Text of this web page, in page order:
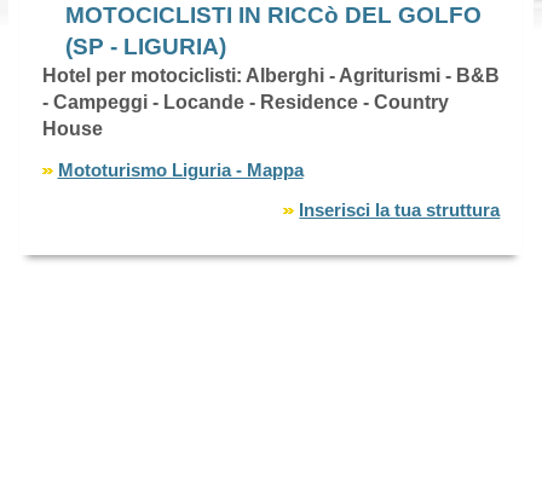
MOTOCICLISTI IN RICCò DEL GOLFO
(SP - LIGURIA)
Hotel per motociclisti: Alberghi - Agriturismi - B&B
- Campeggi - Locande - Residence - Country
House
Mototurismo Liguria - Mappa
Inserisci la tua struttura